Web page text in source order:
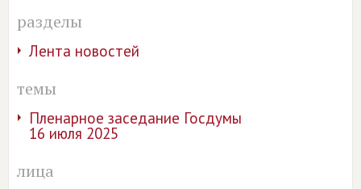
разделы
Лента новостей
темы
Пленарное заседание Госдумы
16 июля 2025
лица